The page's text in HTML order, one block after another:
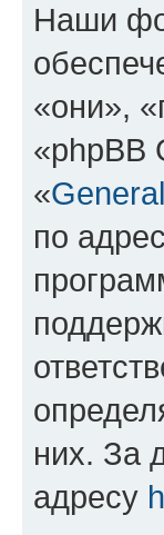
Наши
«они»,
«phpBB
«
по
них. За
адресу